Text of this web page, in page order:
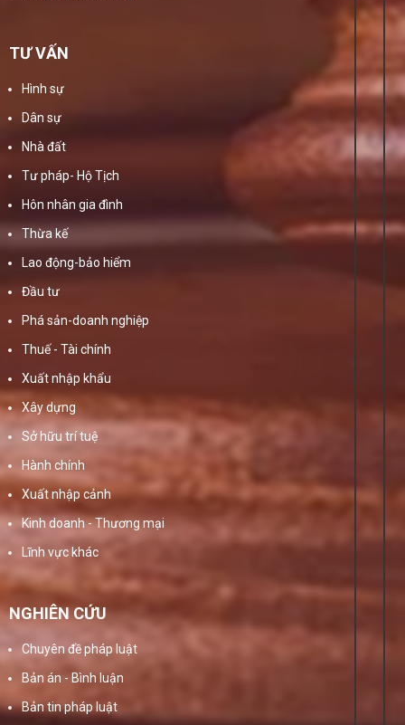
TƯ VẤN
Hình sự
Dân sự
Nhà đất
Tư pháp- Hộ Tịch
Hôn nhân gia đình
Thừa kế
Lao động-bảo hiểm
Đầu tư
Phá sản-doanh nghiệp
Thuế - Tài chính
Xuất nhập khẩu
Xây dựng
Sở hữu trí tuệ
Hành chính
Xuất nhập cảnh
Kinh doanh - Thương mại
Lĩnh vực khác
NGHIÊN CỨU
Chuyên đề pháp luật
Bản án - Bình luận
Bản tin pháp luật